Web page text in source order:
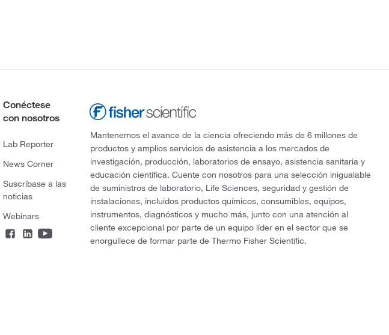
Conéctese
con nosotros
Lab Reporter
News Corner
Suscríbase a las
noticias
Webinars
Mantenemos el avance de la ciencia ofreciendo más de 6 millones de
productos y amplios servicios de asistencia a los mercados de
investigación, producción, laboratorios de ensayo, asistencia sanitaria y
educación científica. Cuente con nosotros para una selección inigualable
de suministros de laboratorio, Life Sciences, seguridad y gestión de
instalaciones, incluidos productos químicos, consumibles, equipos,
instrumentos, diagnósticos y mucho más, junto con una atención al
cliente excepcional por parte de un equipo líder en el sector que se
enorgullece de formar parte de Thermo Fisher Scientific.